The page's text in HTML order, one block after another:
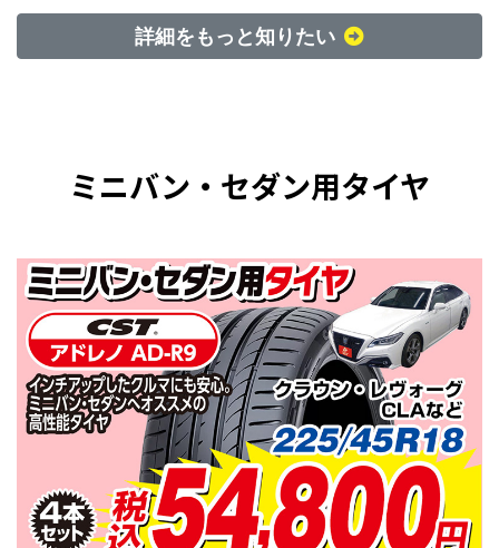
詳細をもっと知りたい
ミニバン・セダン用タイヤ